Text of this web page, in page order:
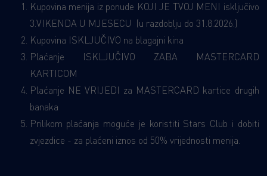
Kupovina menija iz ponude KOJI JE TVOJ MENI isključivo
3.VIKENDA U MJESECU (u razdoblju do 31.8.2026.)
Kupovina ISKLJUČIVO na blagajni kina
Plaćanje ISKLJUČIVO ZABA MASTERCARD
KARTICOM
Plaćanje NE VRIJEDI za MASTERCARD kartice drugih
banaka
Prilikom plaćanja moguće je koristiti Stars Club i dobiti
zvjezdice - za plaćeni iznos od 50% vrijednosti menija.